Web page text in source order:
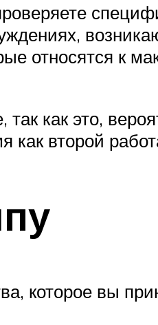
относятся
как это,
как второй
которое вы